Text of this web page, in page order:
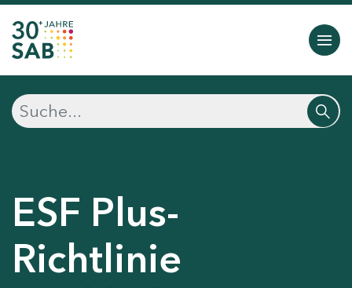
ESF Plus-
Richtlinie